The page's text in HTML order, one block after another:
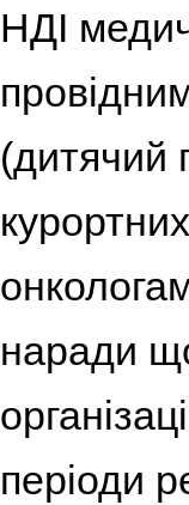
НДІ
(дитячий
наради
періоди